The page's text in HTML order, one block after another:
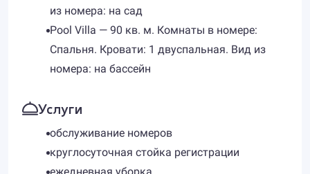
из номера: на сад
Pool Villa — 90 кв. м. Комнаты в номере:
Спальня. Кровати: 1 двуспальная. Вид из
номера: на бассейн
Услуги
обслуживание номеров
круглосуточная стойка регистрации